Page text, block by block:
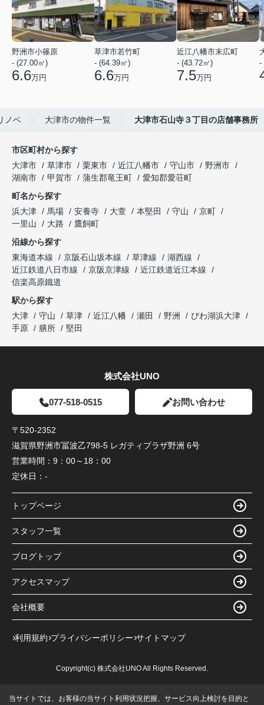
野洲市小篠原
- (27.00㎡)
6.6万円
草津市若竹町
- (64.39㎡)
6.6万円
近江八幡市末広町
- (43.72㎡)
7.5万円
-
ノベ 大津市の物件一覧 大津市石山寺３丁目の店舗事務所
市区町村から探す
大津市
草津市 栗東市 近江八幡市 守山市
野洲市
湖南市
甲賀市 蒲生郡竜王町
愛知郡愛荘町
町名から探す
浜大津
馬場 安養寺 大萱 本堅田 守山
京町
一里山
大路
鷹飼町
沿線から探す
東海道本線
京阪石山坂本線 草津線
湖西線
近江鉄道八日市線
京阪京津線
近江鉄道近江本線
信楽高原鐵道
駅から探す
大津
守山 草津 近江八幡 瀬田 野洲
びわ湖浜大津
手原
膳所 堅田
株式会社UNO
077-518-0515 お問い合わせ
〒520-2352
滋賀県野洲市冨波乙798-5 レガティプラザ野洲 6号
営業時間： 9：00～18：00
定休日： -
トップページ
スタッフ一覧
ブログトップ
アクセスマップ
会社概要
利用規約 プライバシーポリシー サイトマップ
Copyright(c) 株式会社UNO All Rights Reserved.
当サイトでは、お客様の当サイト利用状況把握、サービス向上検討を目的と